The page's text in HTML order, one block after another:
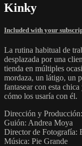
Kinky
Included with your
La rutina habitual de
desplazada por una
tienda en múltiples
mordaza, un látigo, un
fantasear con esta
cómo los usaría con él.
Dirección y
Guión: Andrea Moya
Director de Fotografía:
Música: Pie Grande